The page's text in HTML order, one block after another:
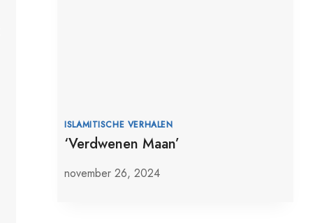
ISLAMITISCHE VERHALEN
‘Verdwenen Maan’
november 26, 2024